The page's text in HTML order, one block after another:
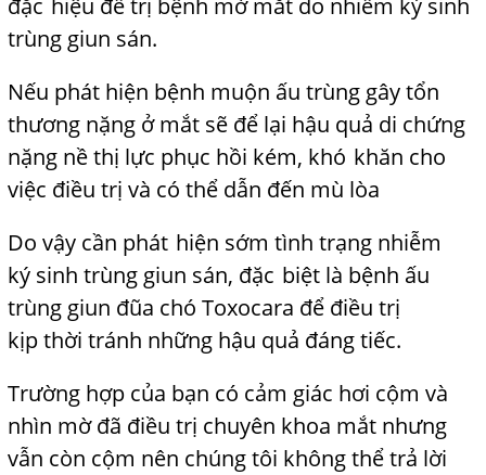
đặc hiệu để trị bệnh mờ mắt do nhiễm ký sinh
trùng giun sán.
Nếu phát hiện bệnh muộn ấu trùng gây tổn
thương nặng ở mắt sẽ để lại hậu quả di chứng
nặng nề thị lực phục hồi kém, khó khăn cho
việc điều trị và có thể dẫn đến mù lòa
Do vậy cần phátf hiện sớm tình trạng nhiễm
kýj sinh trùng giun sán, đặc biệt là bệnh ấu
trùng giun đũa chó Toxocara để điều trị
kịpthời tránh những hậu quả đáng tiếc.
Trường hợp của bạn có cảm giác hơi cộm và
nhìn mờ đã điều trị chuyên khoa mắt nhưng
vẫn còn cộm nên chúng tôi không thể trả lời